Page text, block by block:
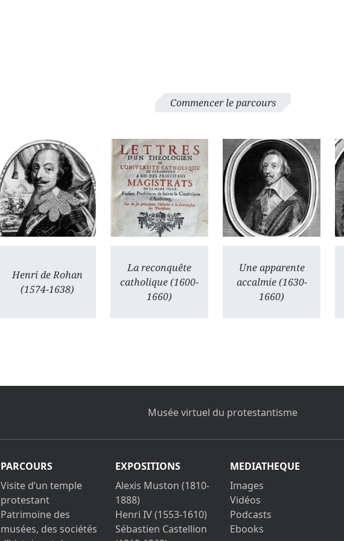
Commencer le parcours
Henri de Rohan
(1574-1638)
La reconquête
catholique (1600-
1660)
Une apparente
accalmie (1630-
1660)
Musée virtuel du protestantisme
PARCOURS
Visite d’un temple
protestant
Patrimoine des
musées, des sociétés
EXPOSITIONS
Alexis Muston (1810-
1888)
Henri IV (1553-1610)
Sébastien Castellion
MEDIATHEQUE
Images
Vidéos
Podcasts
Ebooks